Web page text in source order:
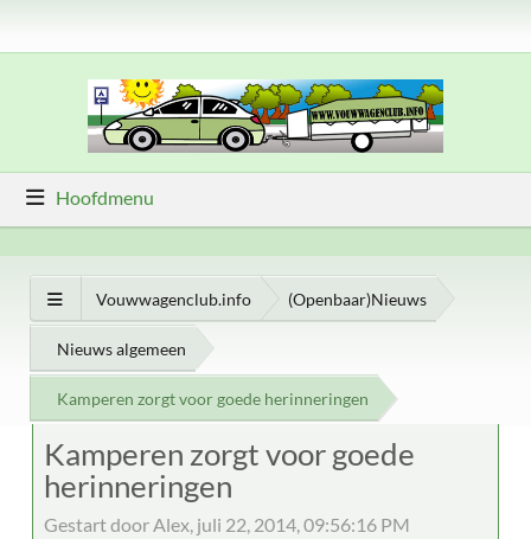
Hoofdmenu
Vouwwagenclub.info (Openbaar)Nieuws
Nieuws algemeen
Kamperen zorgt voor goede herinneringen
Kamperen zorgt voor goede
herinneringen
Gestart door Alex, juli 22, 2014, 09:56:16 PM